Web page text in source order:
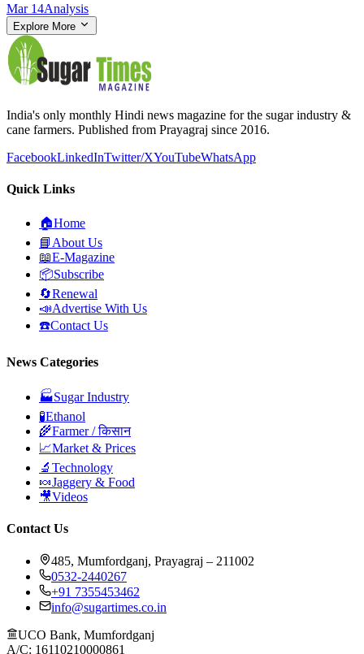
Mar 14Analysis
Explore More
India's only monthly Hindi news magazine for the sugar industry &
cane farmers. Published from Prayagraj since 2016.
FacebookLinkedInTwitter/XYouTubeWhatsApp
Quick Links
🏠Home
📘 About Us
📖E-Magazine
📦Subscribe
🔄Renewal
📣Advertise With Us
☎️Contact Us
News Categories
🏭Sugar Industry
🧪Ethanol
🌾Farmer / किसान
📈Market & Prices
🔬 Technology
🍬Jaggery & Food
🎥Videos
Contact Us
485, Mumfordganj, Prayagraj – 211002
0532-2440267
+91 7355453462
info@sugartimes.co.in
UCO Bank, Mumfordganj
A/C: 16110210000861